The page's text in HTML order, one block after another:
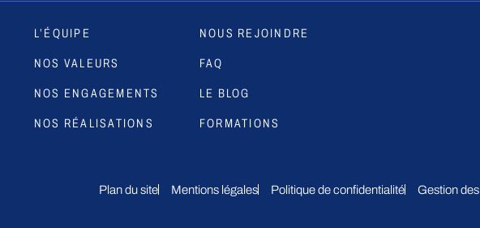
L’ÉQUIPE NOUS REJOINDRE
NOS VALEURS FAQ
NOS ENGAGEMENTS LE BLOG
NOS RÉALISATIONS FORMATIONS
Plan du site Mentions légales Politique de confidentialité Gestion